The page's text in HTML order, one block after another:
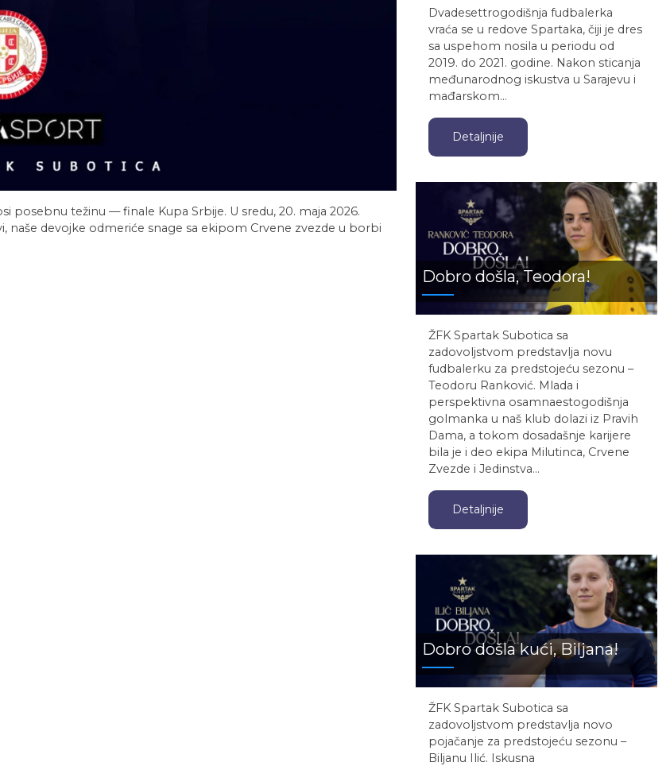
posebnu težinu — finale Kupa Srbije. U sredu, 20. maja 2026.
naše devojke odmeriće snage sa ekipom Crvene zvezde u borbi
Dvadesettrogodišnja fudbalerka
vraća se u redove Spartaka, čiji je dres
sa uspehom nosila u periodu od
2019. do 2021. godine. Nakon sticanja
međunarodnog iskustva u Sarajevu i
mađarskom…
Detaljnije
Dobro došla, Teodora!
ŽFK Spartak Subotica sa
zadovoljstvom predstavlja novu
fudbalerku za predstojeću sezonu –
Teodoru Ranković. Mlada i
perspektivna osamnaestogodišnja
golmanka u naš klub dolazi iz Pravih
Dama, a tokom dosadašnje karijere
bila je i deo ekipa Milutinca, Crvene
Zvezde i Jedinstva…
Detaljnije
Dobro došla kući, Biljana!
ŽFK Spartak Subotica sa
zadovoljstvom predstavlja novo
pojačanje za predstojeću sezonu –
Biljanu Ilić. Iskusna